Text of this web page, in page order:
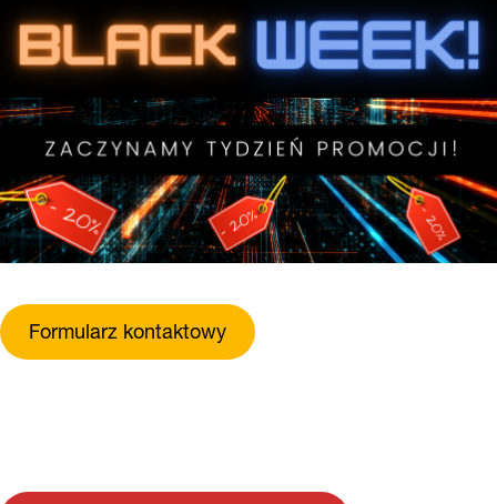
Formularz kontaktowy